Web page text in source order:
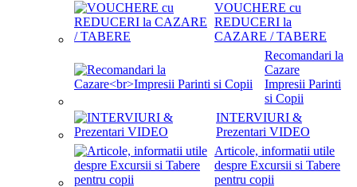
VOUCHERE cu
REDUCERI la
CAZARE / TABERE
Recomandari la
Cazare
Impresii Parinti
si Copii
INTERVIURI &
Prezentari VIDEO
Articole, informatii utile
despre Excursii si Tabere
pentru copii